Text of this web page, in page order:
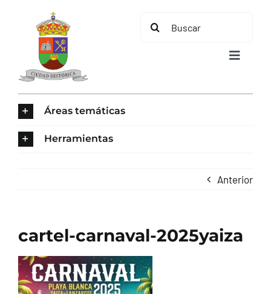
contenido
Buscar:
Toggle
CONTACTO
Áreas temáticas
Herramientas
Anterior
cartel-carnaval-2025yaiza